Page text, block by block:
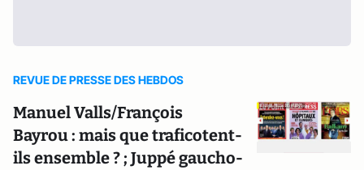
REVUE DE PRESSE DES HEBDOS
Manuel Valls/François
Bayrou : mais que traficotent-
ils ensemble ? ; Juppé gaucho-